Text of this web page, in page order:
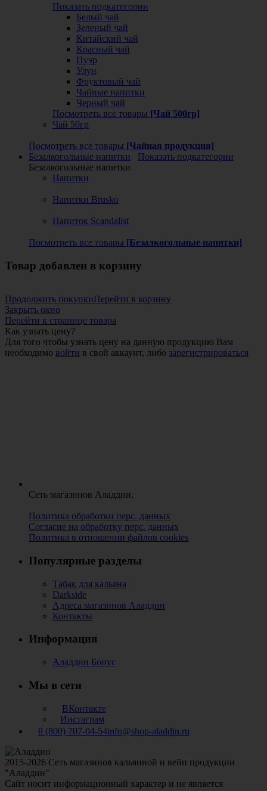
Показать подкатегории
Белый чай
Зеленый чай
Китайский чай
Красный чай
Пуэр
Улун
Фруктовый чай
Чайные напитки
Черный чай
Посмотреть все товары [Чай 500гр]
Чай 50гр
Посмотреть все товары [Чайная продукция]
Безалкогольные напитки
Показать подкатегории
Безалкогольные напитки
Напитки
Напитки Brusko
Напиток Scandalist
Посмотреть все товары [Безалкогольные напитки]
Товар добавлен в корзину
Продолжить покупкиПерейти в корзину
Закрыть окно
Перейти к странице товара
Как узнать цену?
Для того чтобы узнать цену на данную продукцию Вам
необходимо войти в свой аккаунт, либо зарегистрироваться
Сеть магазинов Аладдин.
Политика обработки перс. данных
Согласие на обработку перс. данных
Политика в отношении файлов cookies
Популярные разделы
Табак для кальяна
Darkside
Адреса магазинов Аладдин
Контакты
Информация
Аладдин Бонус
Мы в сети
ВКонтакте
Инстаграм
8 (800) 707-04-54info@shop-aladdin.ru
2015-2026 Сеть магазинов кальянной и вейп продукции
"Аладдин"
Сайт носит информационный характер и не является